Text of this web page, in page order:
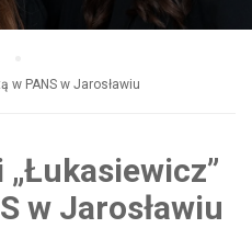
w PANS w Jarosławiu
w Jarosławiu